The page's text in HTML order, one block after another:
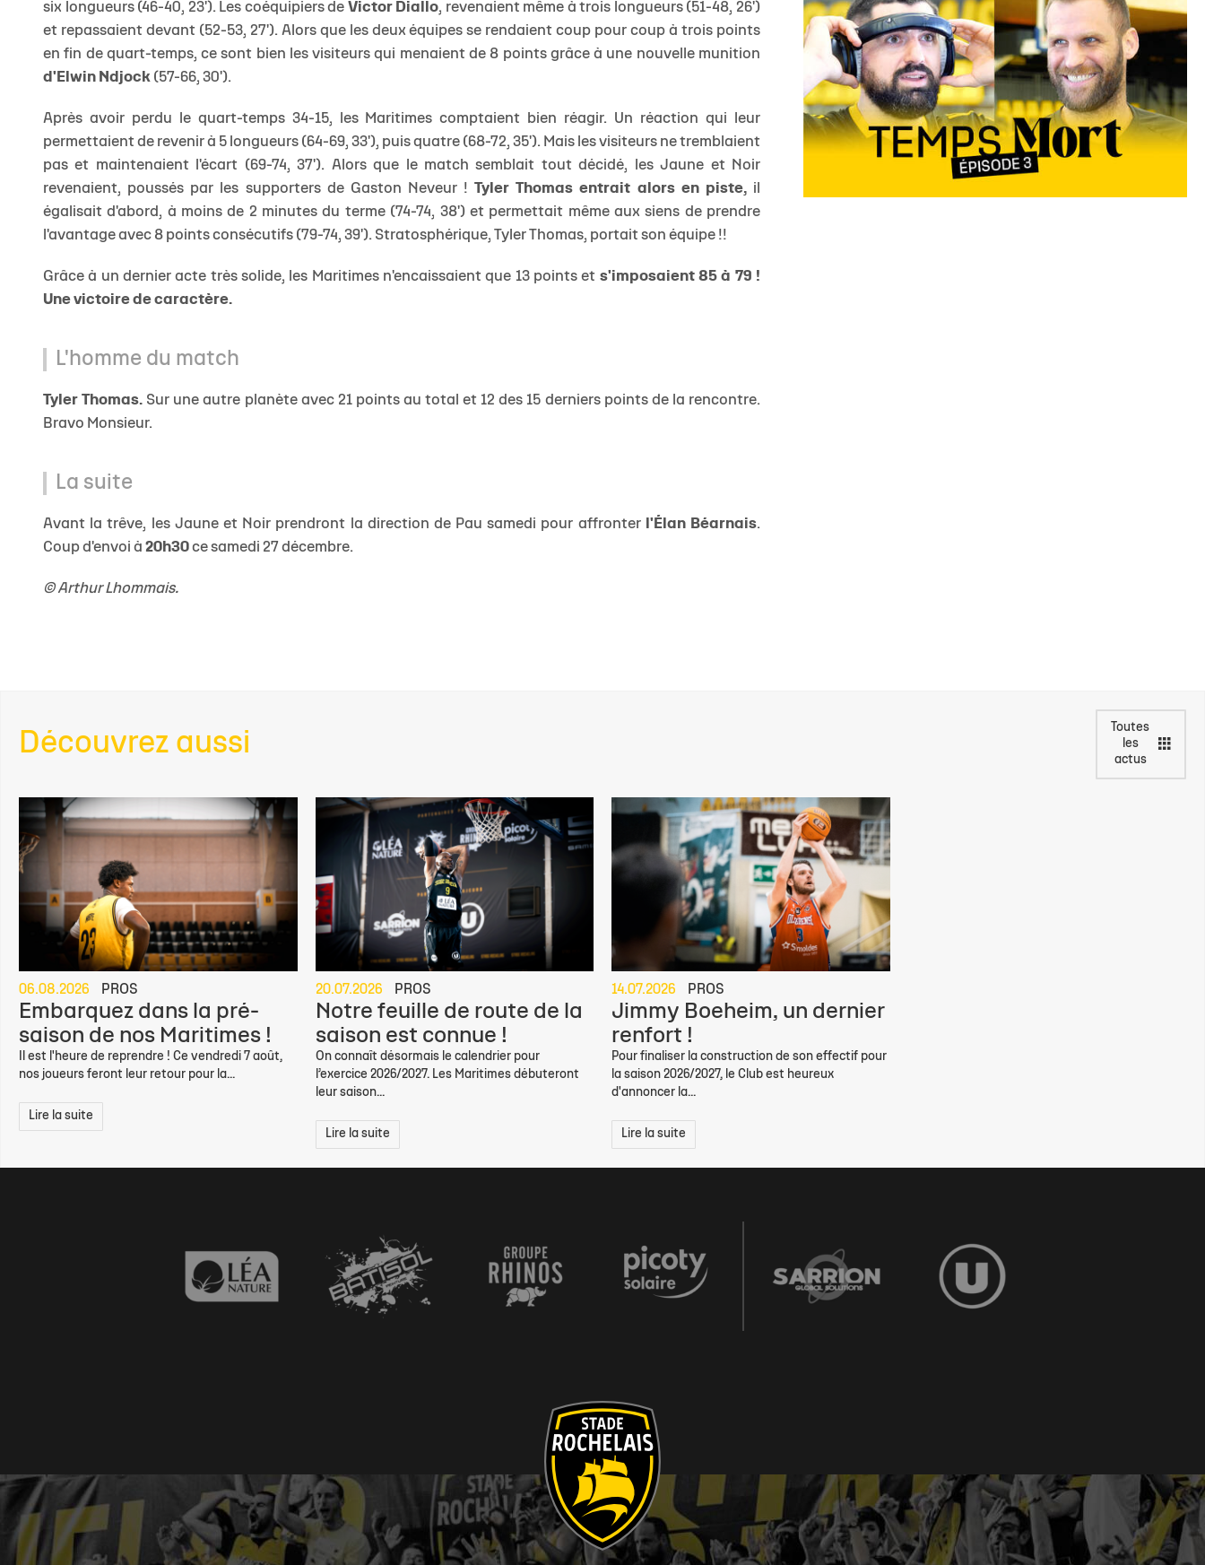
six longueurs (46-40, 23'). Les coéquipiers de Victor Diallo, revenaient même à trois longueurs (51-48, 26')
et repassaient devant (52-53, 27'). Alors que les deux équipes se rendaient coup pour coup à trois points
en fin de quart-temps, ce sont bien les visiteurs qui menaient de 8 points grâce à une nouvelle munition
d'Elwin Ndjock (57-66, 30').
Après avoir perdu le quart-temps 34-15, les Maritimes comptaient bien réagir. Un réaction qui leur
permettaient de revenir à 5 longueurs (64-69, 33'), puis quatre (68-72, 35'). Mais les visiteurs ne tremblaient
pas et maintenaient l'écart (69-74, 37'). Alors que le match semblait tout décidé, les Jaune et Noir
revenaient, poussés par les supporters de Gaston Neveur !
Tyler Thomas entrait alors en piste, il
égalisait d'abord, à moins de 2 minutes du terme (74-74, 38') et permettait même aux siens de prendre
l'avantage avec 8 points consécutifs (79-74, 39'). Stratosphérique, Tyler Thomas, portait son équipe !!
Grâce à un dernier acte très solide, les Maritimes n'encaissaient que 13 points et s'imposaient 85 à 79 !
Une victoire de caractère.
L'homme du match
Tyler Thomas. Sur une autre planète avec 21 points au total et 12 des 15 derniers points de la rencontre.
Bravo Monsieur.
La suite
Avant la trêve, les Jaune et Noir prendront la direction de Pau samedi pour affronter l'Élan Béarnais.
Coup d'envoi à 20h30 ce samedi 27 décembre.
© Arthur Lhommais.
Découvrez aussi
Toutes
les
actus
06.08.2026 PROS
Embarquez dans la pré-
saison de nos Maritimes !
Il est l'heure de reprendre ! Ce vendredi 7 août,
nos joueurs feront leur retour pour la...
Lire la suite
20.07.2026 PROS
Notre feuille de route de la
saison est connue !
On connaît désormais le calendrier pour
l’exercice 2026/2027. Les Maritimes débuteront
leur saison...
Lire la suite
14.07.2026 PROS
Jimmy Boeheim, un dernier
renfort !
Pour finaliser la construction de son effectif pour
la saison 2026/2027, le Club est heureux
d'annoncer la...
Lire la suite